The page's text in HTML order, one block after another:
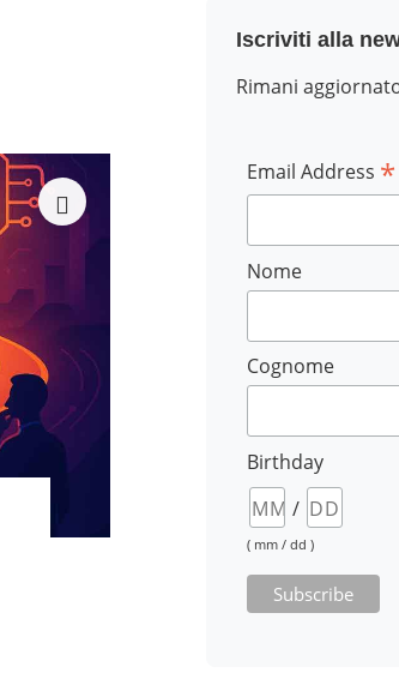
Iscriviti alla
Rimani
Email Address *
Nome
Cognome
Birthday
/
( mm / dd )